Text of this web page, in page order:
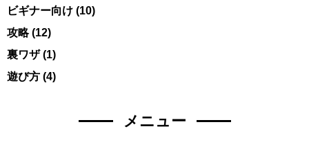
ビギナー向け (10)
攻略(12)
裏ワザ(1)
遊び方 (4)
メニュー